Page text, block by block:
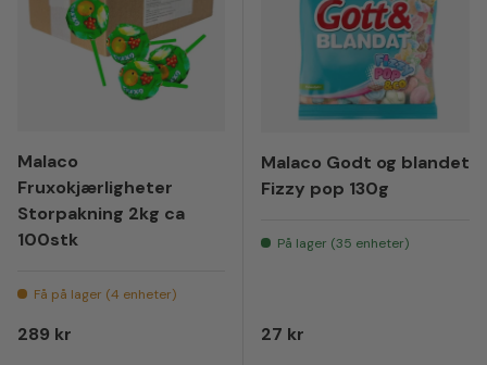
Malaco
Fruxokjærligheter
Storpakning 2kg ca
100stk
Få på lager (4 enheter)
Vanlig pris
289 kr
Malaco Godt og blandet
Fizzy pop 130g
På lager (35 enheter)
Vanlig pris
27 kr